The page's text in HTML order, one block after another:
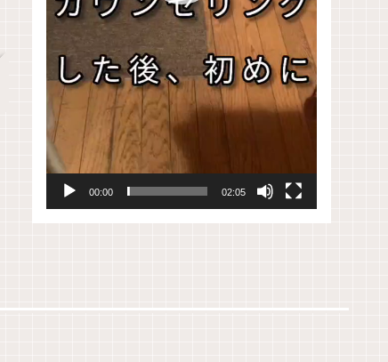
00:00 02:05